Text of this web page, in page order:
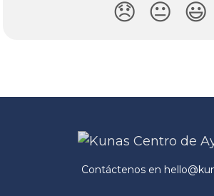
😞 😐 😃
Contáctenos en